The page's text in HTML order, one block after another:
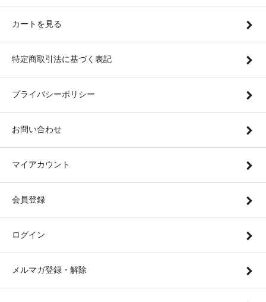
カートを見る
特定商取引法に基づく表記
プライバシーポリシー
お問い合わせ
マイアカウント
会員登録
ログイン
メルマガ登録・解除